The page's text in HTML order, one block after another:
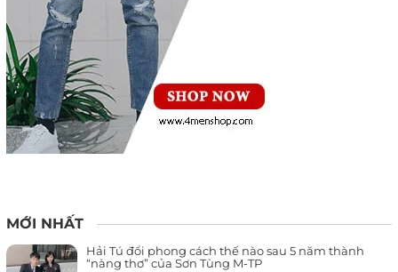
MỚI NHẤT
Hải Tú đổi phong cách thế nào sau 5 năm thành
“nàng thơ” của Sơn Tùng M-TP